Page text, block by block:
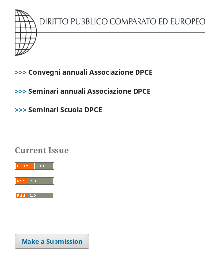
>>> Convegni annuali Associazione DPCE
>>> Seminari annuali Associazione DPCE
>>> Seminari Scuola DPCE
Current Issue
Make a Submission